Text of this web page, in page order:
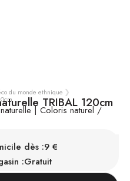
du monde ethnique
TRIBAL 120cm
| Coloris naturel /
4 à 6 mois
dès :9 €
:Gratuit